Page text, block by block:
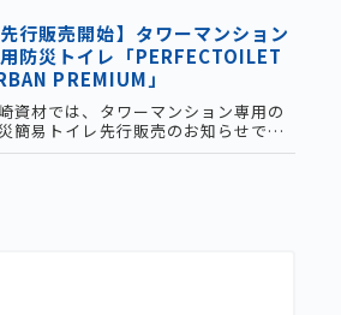
)」が4月23日発売のGetNavi 6・7月号
載されました。クリエイティブディ
ターの山﨑晴太郎様との対談という
で、弊社代表の石崎が現物持参でお
させていただきました。
URBAN P
先行販売開始】タワーマンション
防災トイレ「PERFECTOILET
PREMIUM」
資材では、タワーマンション専用の
簡易トイレ先行販売のお知らせで
3月11日(水)11時から、Makuakeに